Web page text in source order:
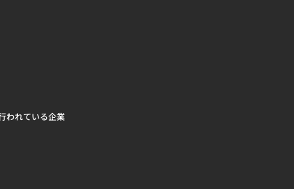
われている企業